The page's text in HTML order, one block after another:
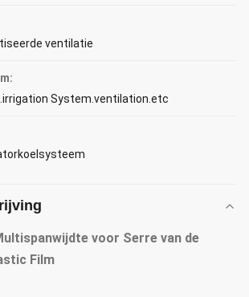
ventilatie
System.ventilation.etc
voor Serre van de
Film